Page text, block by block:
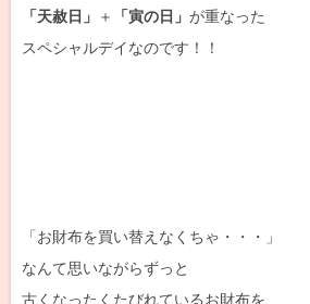
「天赦日」
＋ 「寅の日」 が重なった
スペシャルデイなのです！！
「お財布を買い替えなくちゃ・・・」
なんて思いながらずっと
古くなったくたびれているお財布を